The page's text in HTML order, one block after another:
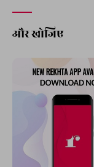
और खोजिए